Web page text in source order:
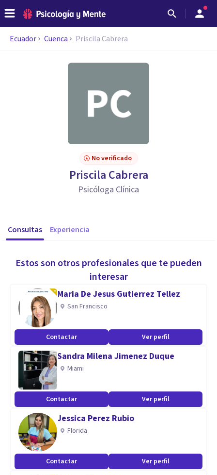
Ecuador Cuenca Priscila Cabrera
No verificado
Priscila Cabrera
Psicóloga Clínica
Consultas Experiencia
Estos son otros profesionales que te pueden
interesar
Maria De Jesus Gutierrez Tellez
San Francisco
Contactar Ver perfil
Sandra Milena Jimenez Duque
Miami
Contactar Ver perfil
Jessica Perez Rubio
Florida
Contactar Ver perfil